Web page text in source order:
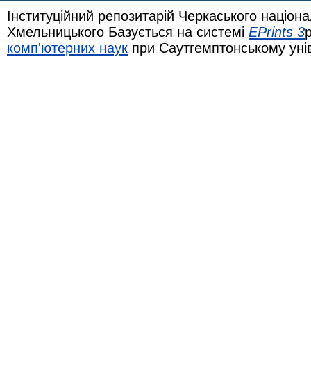
Інституційний репозитарій Черкаського
Хмельницького Базується на системі EPrints 3
комп'ютерних наук при Саутгемптонському